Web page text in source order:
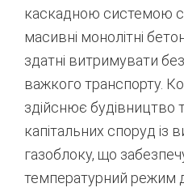
каскадною системою
масивні монолітні
здатні витримувати
важкого транспорту.
здійснює будівництво
капітальних споруд із
газоблоку, що
температурний режим